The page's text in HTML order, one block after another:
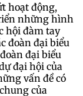
hoạt động,
những hình
hội đàm tay
đoàn đại biểu
đại biểu
đại hội của
vấn đề có
của